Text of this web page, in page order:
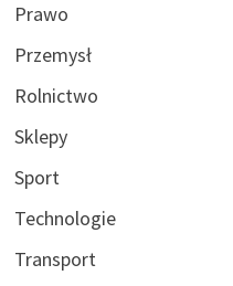
Prawo
Przemysł
Rolnictwo
Sklepy
Sport
Technologie
Transport